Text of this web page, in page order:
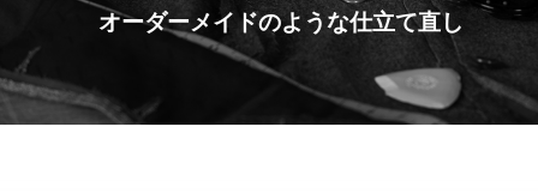
オーダーメイドのような仕立て直し